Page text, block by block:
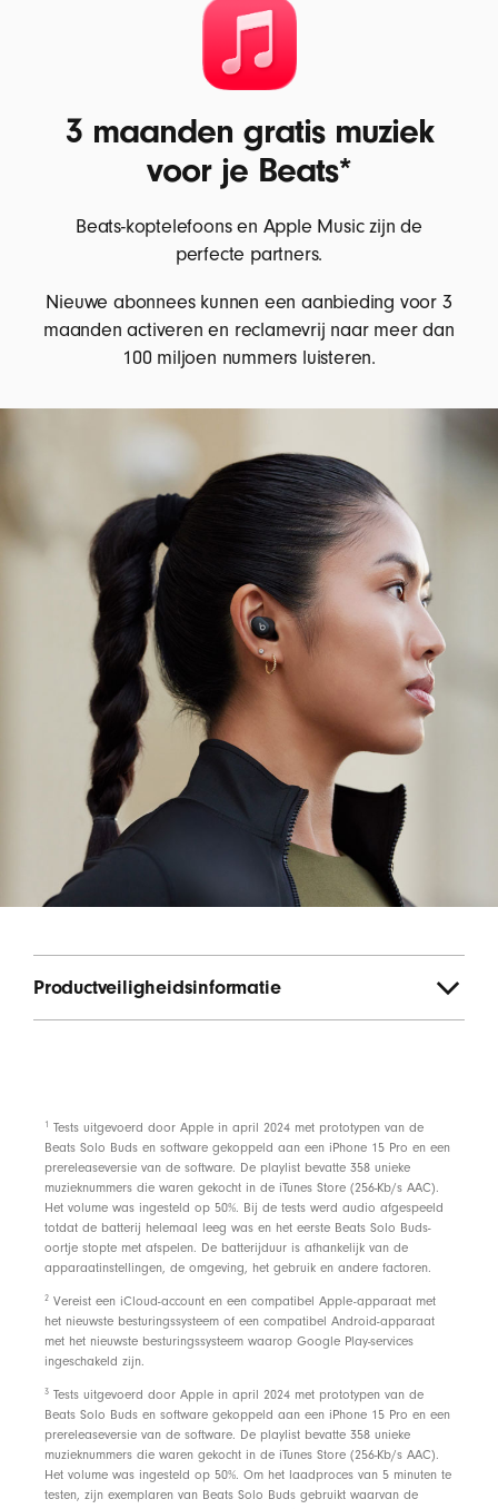
3 maanden gratis muziek
voor je Beats*
Beats-koptelefoons en Apple Music zijn de
perfecte partners.
Nieuwe abonnees kunnen een aanbieding voor 3
maanden activeren en reclamevrij naar meer dan
100 miljoen nummers luisteren.
Productveiligheidsinformatie
footnote
1
Tests uitgevoerd door Apple in april 2024 met prototypen van de
Beats Solo Buds en software gekoppeld aan een iPhone 15 Pro en een
prereleaseversie van de software. De playlist bevatte 358 unieke
muzieknummers die waren gekocht in de iTunes Store (256-Kb/s AAC).
Het volume was ingesteld op 50%. Bij de tests werd audio afgespeeld
totdat de batterij helemaal leeg was en het eerste Beats Solo Buds-
oortje stopte met afspelen. De batterijduur is afhankelijk van de
apparaatinstellingen, de omgeving, het gebruik en andere factoren.
footnote
2 Vereist een iCloud-account en een compatibel Apple-apparaat met
het nieuwste besturingssysteem of een compatibel Android-apparaat
met het nieuwste besturingssysteem waarop Google Play-services
ingeschakeld zijn.
footnote
3 Tests uitgevoerd door Apple in april 2024 met prototypen van de
Beats Solo Buds en software gekoppeld aan een iPhone 15 Pro en een
prereleaseversie van de software. De playlist bevatte 358 unieke
muzieknummers die waren gekocht in de iTunes Store (256-Kb/s AAC).
Het volume was ingesteld op 50%. Om het laadproces van 5 minuten te
testen, zijn exemplaren van Beats Solo Buds gebruikt waarvan de